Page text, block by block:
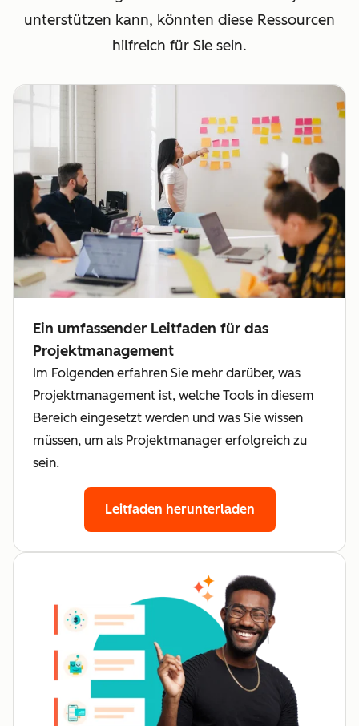
unterstützen kann, könnten diese Ressourcen
hilfreich für Sie sein.
Ein umfassender Leitfaden für das
Projektmanagement
Im Folgenden erfahren Sie mehr darüber, was
Projektmanagement ist, welche Tools in diesem
Bereich eingesetzt werden und was Sie wissen
müssen, um als Projektmanager erfolgreich zu
sein.
Leitfaden herunterladen